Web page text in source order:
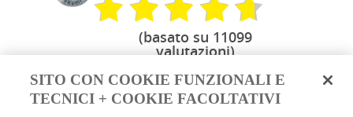
(basato su 11099
valutazioni)
SITO CON COOKIE FUNZIONALI E
TECNICI + COOKIE FACOLTATIVI